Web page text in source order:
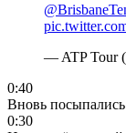
— ATP Tour
0:40
Вновь
0:30